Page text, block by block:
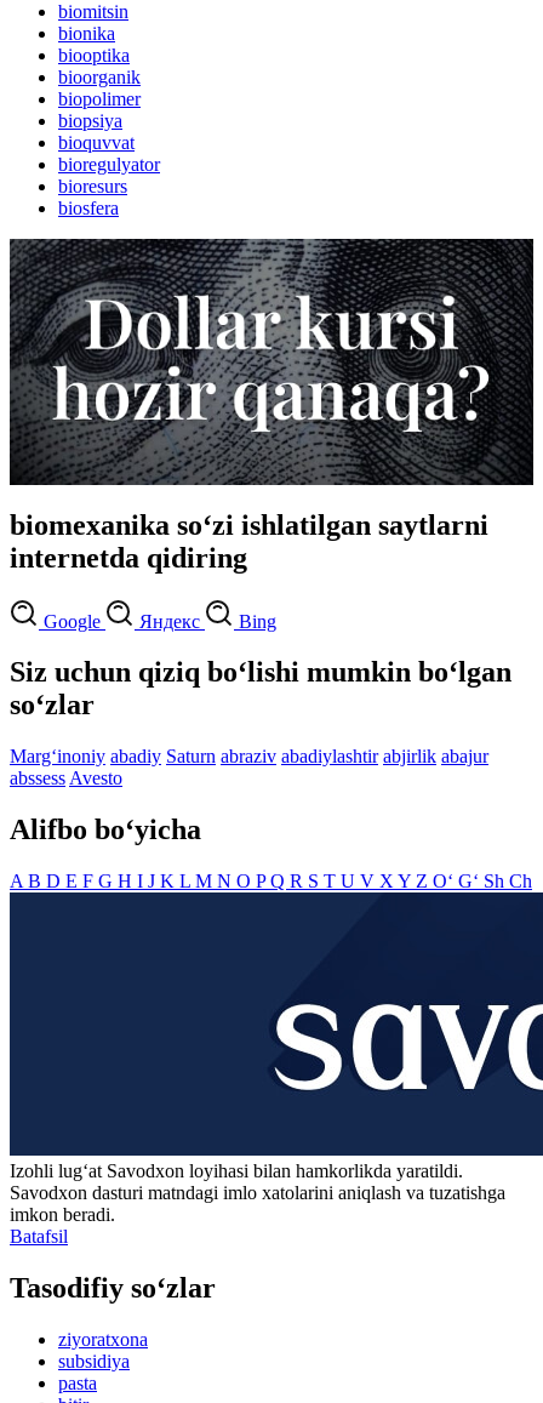
biomitsin
bionika
biooptika
bioorganik
biopolimer
biopsiya
bioquvvat
bioregulyator
bioresurs
biosfera
biomexanika so‘zi ishlatilgan saytlarni
internetda qidiring
Google Яндекс Bing
Siz uchun qiziq bo‘lishi mumkin bo‘lgan
so‘zlar
Marg‘inoniy abadiy Saturn abraziv abadiylashtir abjirlik abajur
abssess Avesto
Alifbo bo‘yicha
A B D E F G H I J K L M N O PQ R S T U V X Y Z O‘ G‘ Sh Ch
Izohli lugʻat Savodxon loyihasi bilan hamkorlikda yaratildi.
Savodxon dasturi matndagi imlo xatolarini aniqlash va tuzatishga
imkon beradi.
Batafsil
Tasodifiy so‘zlar
ziyoratxona
subsidiya
pasta